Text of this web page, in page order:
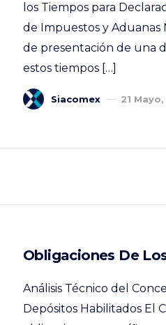
los Tiempos para
de Impuestos y Aduanas
de presentación de una
estos tiempos […]
Siacomex 21
Obligaciones De
Análisis Técnico del
Depósitos Habilitados El